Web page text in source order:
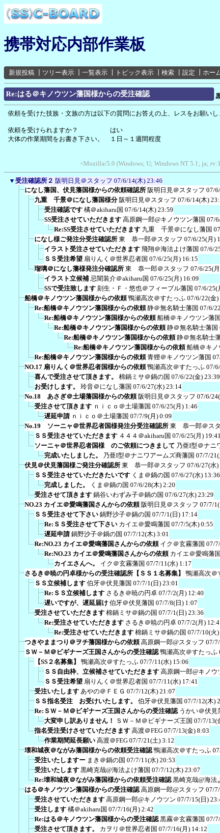
携帯対応内部作業板
新規投稿 ツリー表示 一覧表示 トピック表示 検索 設定 ホー
Re:はる＠キノウツン藩国様からの受注確認
依頼を受けた技族・文族の方は以下の質問にお答えの上、レスをお願いし
依頼を受けられますか？ はい
大体の作業期間をお書き下さい。 １日～１週間程度
<Mozilla/5.0 (Windows; U; Windows NT 5.1; ja;
▼ 受注確認所２ 阪明日見＠スタッフ 07/6/14(木) 23:46
になし藩国、伏見藩国様からの依頼確認所 阪明日見＠スタッフ 07/
九重 千景＠になし藩国様分 阪明日見＠スタッフ 07/6/14(木)
受注確認です 橘＠akiharu国 07/6/14(木) 23:59
SS受注させていただきます 高原鋼一郎@キノウツン藩国 07/
Re:SS受注させていただきます 九重 千景＠になし藩国
になし様ご発注分受注確認所 東 恭一郎＠スタッフ 07/6/25(月)
イラスト受注させていただきます 飛翔＠海法よけ藩国 07/6/
ＳＳ受注希望 扇りんく＠世界忍者国 07/6/25(月) 16:15
瑠璃＠になし藩様発注分確認所 東 恭一郎＠スタッフ 07/6/25(
イラスト立候補 忌闇装介＠akiharu国 07/6/25(月) 16:09
SSで受注致します 刻生・Ｆ・悠也＠フィーブル藩国 07/6/25(
船橋＠キノウツン藩国様からの依頼 鴨瀬高次＠すたっふ 07/6/22(金)
Re:船橋＠キノウツン藩国様からの依頼 静＠無名騎士藩国 07/6/
Re:船橋＠キノウツン藩国様からの依頼 船橋＠キノウツン藩
Re:船橋＠キノウツン藩国様からの依頼 静＠無名騎士藩国
Re:船橋＠キノウツン藩国様からの依頼 静＠無名騎士
Re:船橋＠キノウツン藩国様からの依頼 船橋＠キ
Re:船橋＠キノウツン藩国様からの依頼 青狸＠キノウツン藩国
NO.17 扇りんく＠世界忍者国様からの依頼 鴨瀬高次＠すたっふ 07/
喜んで受注させて頂きます。
棉鍋ミサ＠鍋の国 07/6/22(金) 23:39
お受けします。
玲音＠になし藩国 07/6/27(水) 23:14
No.18 あさぎ＠土場藩国様からの依頼 阪明日見＠スタッフ 07/6/
受注させて頂きます ｎｉｃｏ＠土場藩国 07/6/25(月) 1:46
遅延申請 ｎｉｃｏ＠土場藩国 07/7/9(月) 0:09
No.19 ソーニャ＠世界忍者国様発注分受注確認所 東 恭一郎＠ス
ＳＳ受注させていただきます ４４４＠akiharu国 07/6/25(月)
ソーニャ＠世界忍者国様 のご依頼につきまして 乃亜I型＠ナニ
完成いたしました。
乃亜I型＠ナニワアームズ商藩国 07/7/
伏見＠伏見藩国様ご発注分確認所 東 恭一郎＠スタッフ 07/6/27(水)
ＳＳ受注させていただきたいです くま＠鍋の国 07/6/27(水) 13:36
完成しました。
くま＠鍋の国 07/6/28(木) 2:20
受注させて頂きます 鍋谷いわずみ子＠鍋の国 07/6/27(水) 23:29
NO.23 カイエ＠愛鳴藩国さんからの依頼 阪明日見＠スタッフ 07/7/
ＳＳ受注させて下さい 鍋野沙子＠鍋の国 07/7/1(日) 17:14
Re:ＳＳ受注させて下さい カイエ＠愛鳴藩国 07/7/5(木) 0:55
遅延申請 鍋野沙子＠鍋の国 07/7/12(木) 3:01
Re:NO.23 カイエ＠愛鳴藩国さんからの依頼 イク＠玄霧藩国 07/
Re:NO.23 カイエ＠愛鳴藩国さんからの依頼 カイエ＠愛鳴藩
カイエさんへ。
イク＠玄霧藩国 07/7/11(水) 1:17
さるき＠暁の円卓様からの受注確認所【ＳＳ１名募集】
鴨瀬高次＠
ＳＳ立候補します 伯牙＠伏見藩国 07/7/1(日) 23:01
Re:ＳＳ立候補します さるき＠暁の円卓 07/7/2(月) 12:40
遅いですが、遅延届け 伯牙＠伏見藩国 07/7/8(日) 1:07
受注させていただきます 棉鍋ミサ＠鍋の国 07/7/1(日) 23:36
Re:受注させていただきます さるき＠暁の円卓 07/7/2(月)
Re:受注させていただきます 棉鍋ミサ＠鍋の国 07/7/10(火
つきやままつり＠ヲチ藩国様からの依頼 高原鋼一郎@スタッフ 07/
ＳＷ－Ｍ＠ビギナーズ王国さんからの受注確認 鴨瀬高次＠すたっふ
【SS２名募集】
鴨瀬高次＠すたっふ 07/7/11(水) 15:06
ＳＳ自由枠、立候補させていただきます 高原鋼一郎@キノウ
ＳＳ受注希望 扇りんく＠世界忍者国 07/7/11(水) 17:41
受注いたします あやの＠ＦＥＧ 07/7/12(木) 21:07
ＳＳ指名受注 お受けいたします。
伯牙＠伏見藩国 07/7/12(木)
Re:ＳＷ－Ｍ＠ビギナーズ王国さんからの受注確認 うかい＠伏見
大変申し訳ありません！
ＳＷ－Ｍ＠ビギナーズ王国 07/7/13(
指名受注受けさせていただきます 高渡＠FEG 07/7/13(金) 8:03
作業期間延長願い 高渡＠FEG 07/7/21(土) 3:12
壊和城夜＠ながみ藩国様からの依頼受注確認 鴨瀬高次＠すたっふ
受注いたしますー まき＠鍋の国 07/7/11(水) 20:53
受注いたします 黒崎克哉@海法よけ藩国 07/7/12(木) 23:07
Re:壊和城夜＠ながみ藩国様からの依頼受注確認 黒崎克哉@海法
はる＠キノウツン藩国様からの受注確認 高原鋼一郎@スタッフ 07/
受注させていただきます 高原鋼一郎@キノウツン 07/7/15(日)
受注します 橘＠akiharu国 07/7/16(月) 2:42
Re:はる＠キノウツン藩国様からの受注確認 黒霧＠玄霧藩国 07/
受注させて頂きます。
カヲリ＠世界忍者国 07/7/16(月) 14:12